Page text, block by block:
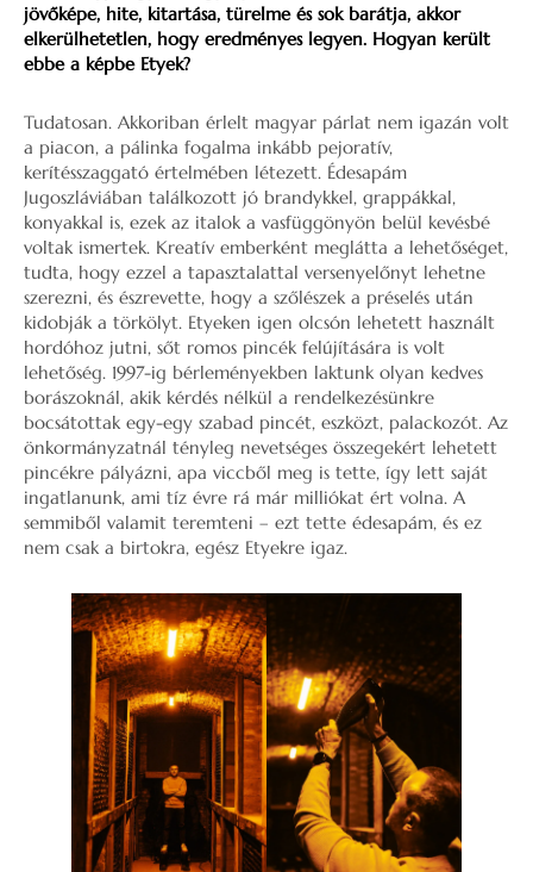
jövőképe, hite, kitartása, türelme és sok barátja, akkor
elkerülhetetlen, hogy eredményes legyen. Hogyan került
ebbe a képbe Etyek?
Tudatosan. Akkoriban érlelt magyar párlat nem igazán volt
a piacon, a pálinka fogalma inkább pejoratív,
kerítésszaggató értelmében létezett. Édesapám
Jugoszláviában találkozott jó brandykkel, grappákkal,
konyakkal is, ezek az italok a vasfüggönyön belül kevésbé
voltak ismertek. Kreatív emberként meglátta a lehetőséget,
tudta, hogy ezzel a tapasztalattal versenyelőnyt lehetne
szerezni, és észrevette, hogy a szőlészek a préselés után
kidobják a törkölyt. Etyeken igen olcsón lehetett használt
hordóhoz jutni, sőt romos pincék felújítására is volt
lehetőség. 1997-ig bérleményekben laktunk olyan kedves
borászoknál, akik kérdés nélkül a rendelkezésünkre
bocsátottak egy-egy szabad pincét, eszközt, palackozót. Az
önkormányzatnál tényleg nevetséges összegekért lehetett
pincékre pályázni, apa viccből meg is tette, így lett saját
ingatlanunk, ami tíz évre rá már milliókat ért volna. A
semmiből valamit teremteni – ezt tette édesapám, és ez
nem csak a birtokra, egész Etyekre igaz.